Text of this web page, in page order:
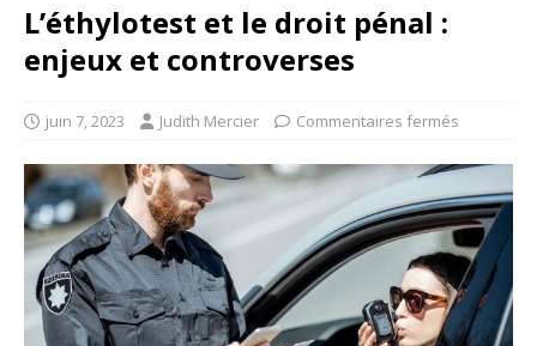
L’éthylotest et le droit pénal :
enjeux et controverses
juin 7, 2023 Judith Mercier Commentaires fermés